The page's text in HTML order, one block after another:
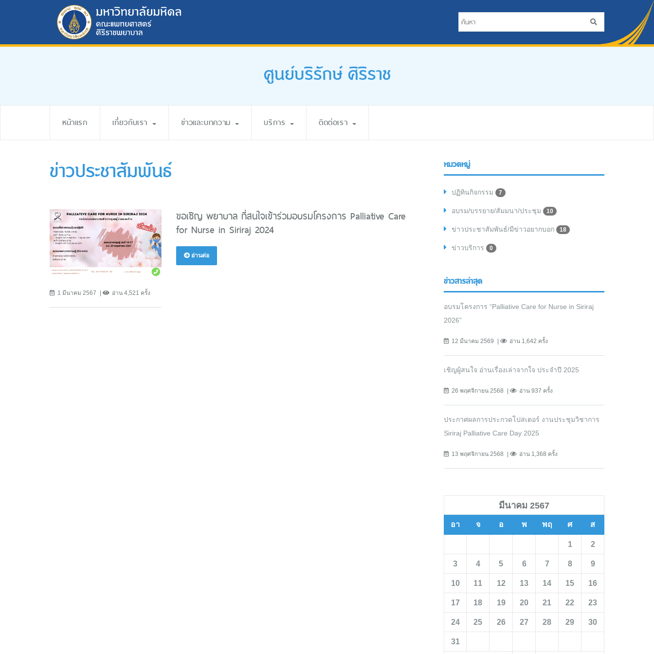
ศูนย์บริรักษ์ ศิริราช
หน้าแรก เกี่ยวกับเรา ข่าวและบทความ บริการ ติดต่อเรา
ข่าวประชาสัมพันธ์
1 มีนาคม 2567 อ่าน 4,521 ครั้ง
ขอเชิญ พยาบาล ที่สนใจเข้าร่วมอบรมโครงการ Palliative Care
for Nurse in Siriraj 2024
อ่านต่อ
หมวดหมู่
ปฏิทินกิจกรรม 7
อบรม/บรรยาย/สัมมนา/ประชุม 10
ข่าวประชาสัมพันธ์/มีข่าวอยากบอก 18
ข่าวบริการ 0
ข่าวสารล่าสุด
อบรมโครงการ “Palliative Care for Nurse in Siriraj
2026”
12 มีนาคม 2569 อ่าน 1,642 ครั้ง
เชิญผู้สนใจ อ่านเรื่องเล่าจากใจ ประจำปี 2025
26 พฤศจิกายน 2568 อ่าน 937 ครั้ง
ประกาศผลการประกวดโปสเตอร์ งานประชุมวิชาการ
Siriraj Palliative Care Day 2025
13 พฤศจิกายน 2568 อ่าน 1,368 ครั้ง
มีนาคม 2567
อา จ อ พ พฤ ศ ส
1 2
3 4 5 6 7 8 9
10 11 12 13 14 15 16
17 18 19 20 21 22 23
24 25 26 27 28 29 30
31